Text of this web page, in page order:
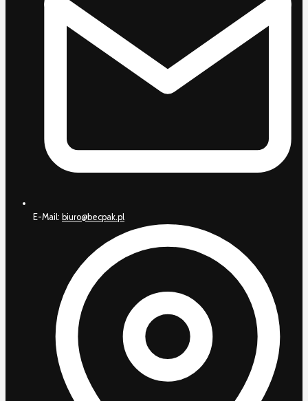
E-Mail: biuro@becpak.pl